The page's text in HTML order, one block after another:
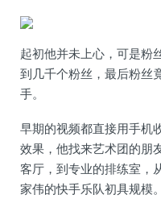
起初他并未上心，可是粉
到几千个粉丝，最后粉丝
手。
早期的视频都直接用手机
效果，他找来艺术团的朋
客厅，到专业的排练室，
家伟的快手乐队初具规模。